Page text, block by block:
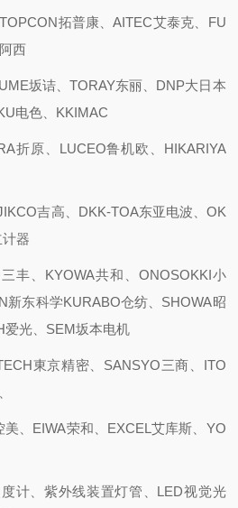
拓普康、AITEC艾泰克、FU
西
坂诘、TORAY东丽、DNP大日本
电色、KKIMAC
折原、LUCEO鲁机欧、HIKARIYA
吉高、DKK-TOA东亚电波、OK
器
丰、KYOWA共和、ONOSOKKI小
新东科学KURABO仓纺、SHOWA昭
爱光、SEM坂本电机
東京精密、SANSYO三商、ITO
、EIWA荣和、EXCEL艾库斯、YO
计、紫外线装置灯管、LED视觉光